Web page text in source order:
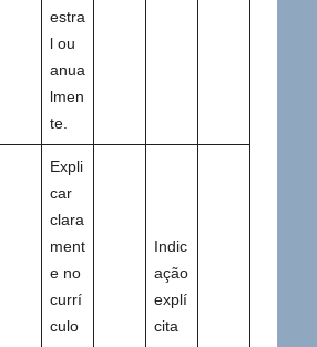
estra
l ou
anua
lmen
te.
Expli
car
clara
ment
e no
currí
culo
Indic
ação
explí
cita